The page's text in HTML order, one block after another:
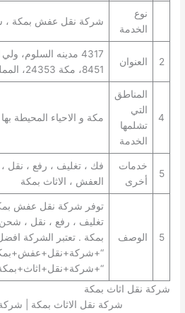
نوع
الخدمة
شركة نقل عفش بمكة ،
2 العنوان
8451، مكة 24353، المملكة العربية السعودية
4
المناطق
التي
تشلمها
الخدمة
مكة و الاحياء المحيطة بها
5
خدمات
أخرى
فك ، تغليف ، رفع ، نقل
العفش ، الاثاث بمكة
5 الوصف
توفر شركة نقل عفش
تغليف ، رفع ، نقل ،
بمكة . تعتبر الشركة
شركة نقل اثاث بمكة
شركة نقل الاثاث بمكة |